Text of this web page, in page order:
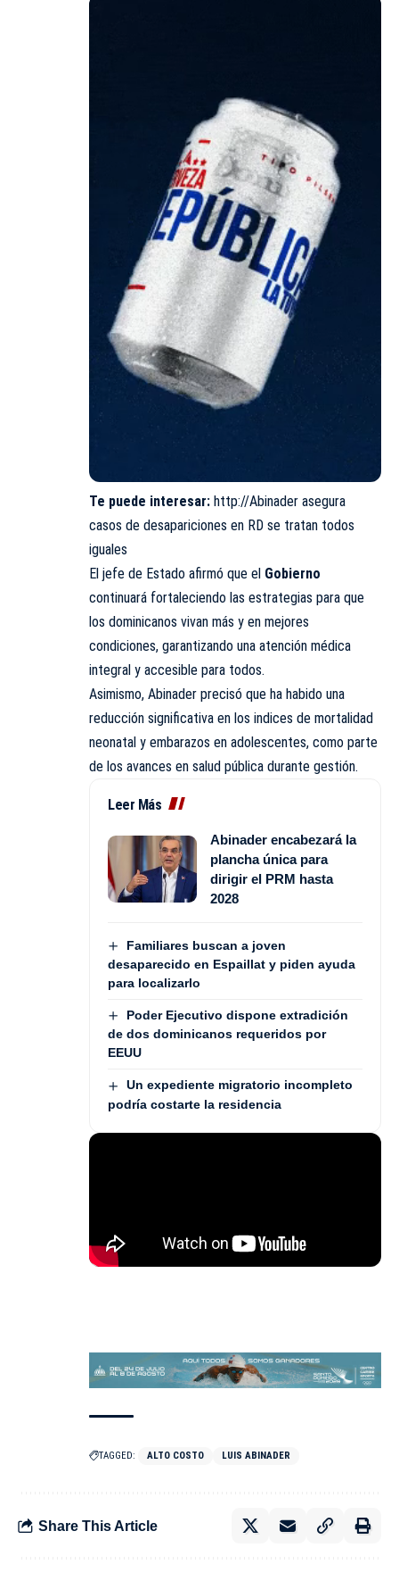
Te puede interesar: http://Abinader asegura
casos de desapariciones en RD se tratan todos
iguales
El jefe de Estado afirmó que el Gobierno
continuará fortaleciendo las estrategias para que
los dominicanos vivan más y en mejores
condiciones, garantizando una atención médica
integral y accesible para todos.
Asimismo, Abinader precisó que ha habido una
reducción significativa en los indices de mortalidad
neonatal y embarazos en adolescentes, como parte
de los avances en salud pública durante gestión.
Leer Más
Abinader encabezará la
plancha única para
dirigir el PRM hasta
2028
Familiares buscan a joven
desaparecido en Espaillat y piden ayuda
para localizarlo
Poder Ejecutivo dispone extradición
de dos dominicanos requeridos por
EEUU
Un expediente migratorio incompleto
podría costarte la residencia
TAGGED: ALTO COSTO LUIS ABINADER
Share This Article